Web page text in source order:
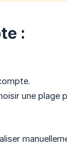
:
une plage